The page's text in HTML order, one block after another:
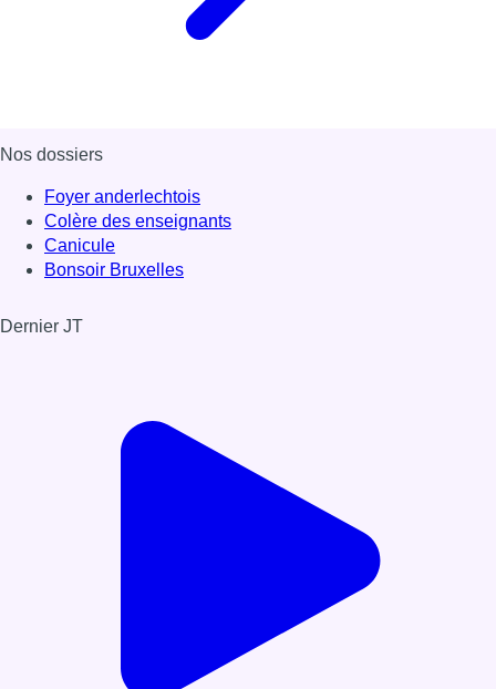
Nos dossiers
Foyer anderlechtois
Colère des enseignants
Canicule
Bonsoir Bruxelles
Dernier JT